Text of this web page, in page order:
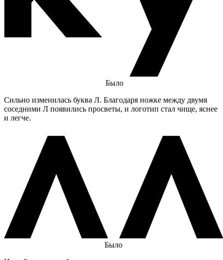
Было
Сильно изменилась буква Л. Благодаря ножке между двумя
соседними Л появились просветы, и логотип стал чище, яснее
и легче.
Было